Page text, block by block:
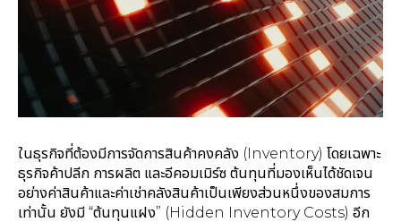
ในธุรกิจที่ต้องมีการจัดการสินค้าคงคลัง (Inventory) โดยเฉพาะ
ธุรกิจค้าปลีก การผลิต และอีคอมเมิร์ซ ต้นทุนที่มองเห็นได้ชัดเจน
อย่างค่าสินค้าและค่าเช่าคลังสินค้าเป็นเพียงส่วนหนึ่งของสมการ
เท่านั้น ยังมี “ต้นทุนแฝง” (Hidden Inventory Costs) อีก